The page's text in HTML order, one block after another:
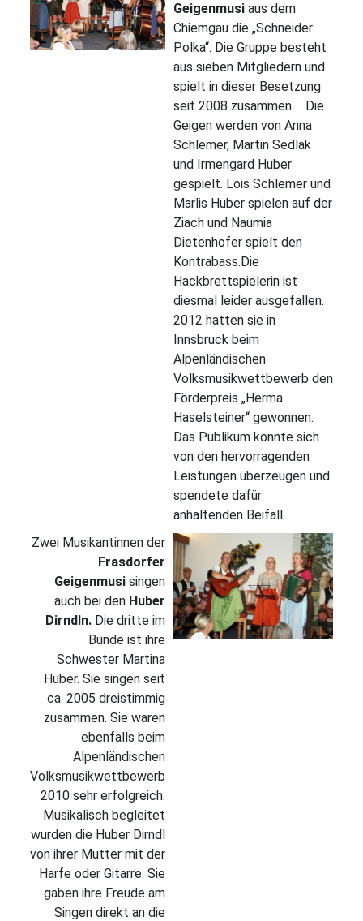
Geigenmusi aus dem
Chiemgau die „Schneider
Polka“. Die Gruppe besteht
aus sieben Mitgliedern und
spielt in dieser Besetzung
seit 2008 zusammen. Die
Geigen werden von Anna
Schlemer, Martin Sedlak
und Irmengard Huber
gespielt. Lois Schlemer und
Marlis Huber spielen auf der
Ziach und Naumia
Dietenhofer spielt den
Kontrabass.Die
Hackbrettspielerin ist
diesmal leider ausgefallen.
2012 hatten sie in
Innsbruck beim
Alpenländischen
Volksmusikwettbewerb den
Förderpreis „Herma
Haselsteiner“ gewonnen.
Das Publikum konnte sich
von den hervorragenden
Leistungen überzeugen und
spendete dafür
anhaltenden Beifall.
Zwei Musikantinnen der
Frasdorfer
Geigenmusi singen
auch bei den Huber
Dirndln. Die dritte im
Bunde ist ihre
Schwester Martina
Huber. Sie singen seit
ca. 2005 dreistimmig
zusammen. Sie waren
ebenfalls beim
Alpenländischen
Volksmusikwettbewerb
2010 sehr erfolgreich.
Musikalisch begleitet
wurden die Huber Dirndl
von ihrer Mutter mit der
Harfe oder Gitarre. Sie
gaben ihre Freude am
Singen direkt an die